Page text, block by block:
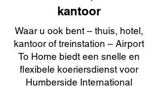
kantoor
Waar u ook bent – thuis, hotel,
kantoor of treinstation – Airport
To Home biedt een snelle en
flexibele koeriersdienst voor
Humberside International